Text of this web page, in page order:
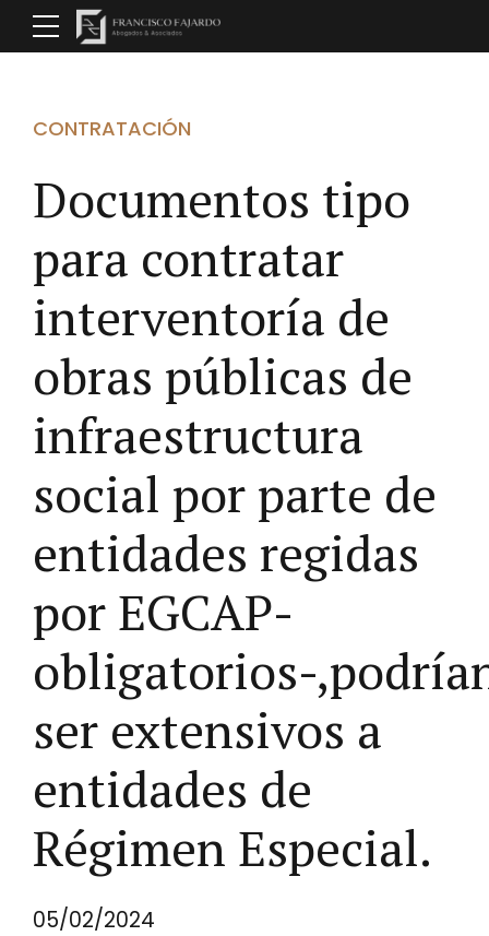
CONTRATACIÓN
Documentos tipo
para contratar
interventoría de
obras públicas de
infraestructura
social por parte de
entidades regidas
por EGCAP-
obligatorios-
ser extensivos a
entidades de
Régimen Especial.
05/02/2024